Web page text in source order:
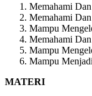
Memahami
Memahami
Mampu
Memahami
Mampu
Mampu
MATERI